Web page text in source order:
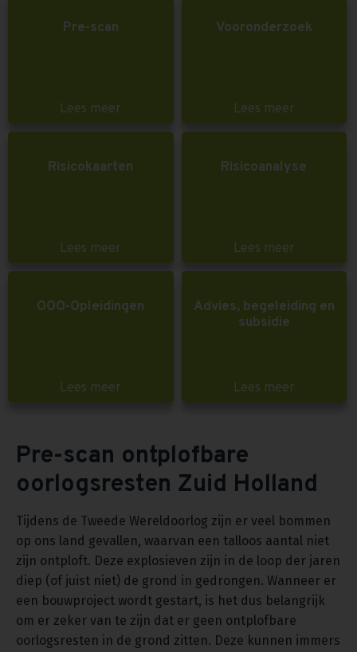
Pre-scan
Lees meer
Vooronderzoek
Lees meer
Risicokaarten
Lees meer
Risicoanalyse
Lees meer
OOO-Opleidingen
Lees meer
Advies, begeleiding en
subsidie
Lees meer
Pre-scan ontplofbare
oorlogsresten Zuid Holland
Tijdens de Tweede Wereldoorlog zijn er veel bommen
op ons land gevallen, waarvan een talloos aantal niet
zijn ontploft. Deze explosieven zijn in de loop der jaren
diep (of juist niet) de grond in gedrongen. Wanneer er
een bouwproject wordt gestart, is het dus belangrijk
om er zeker van te zijn dat er geen ontplofbare
oorlogsresten in de grond zitten. Deze kunnen immers